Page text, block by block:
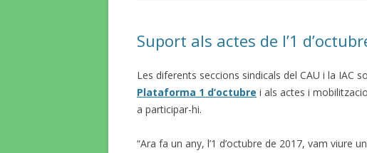
ACORD
Suport als actes de l’1
Les diferents seccions sindicals del CAU i la IAC
Plataforma 1 d’octubre i als actes i
a participar-hi.
“Ara fa un any, l’1 d’octubre de 2017, vam viure